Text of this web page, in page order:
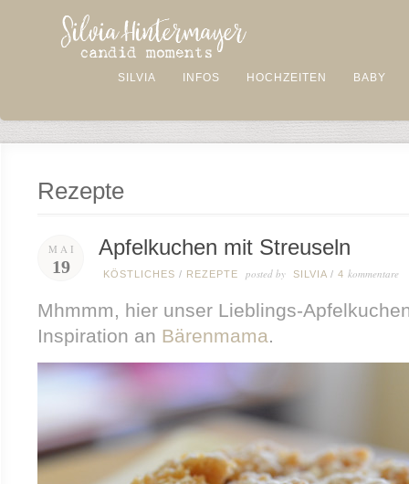
SILVIA INFOS HOCHZEITEN BABY
Rezepte
MAI
19
Apfelkuchen mit Streuseln
KÖSTLICHES / REZEPTE posted by SILVIA / 4 kommentare
Mhmmm, hier unser Lieblings-
Inspiration an Bärenmama.